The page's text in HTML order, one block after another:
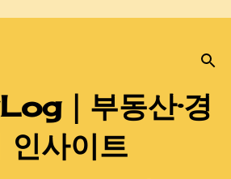
콘텐츠로 건너뛰기
｜부동산·경
인사이트